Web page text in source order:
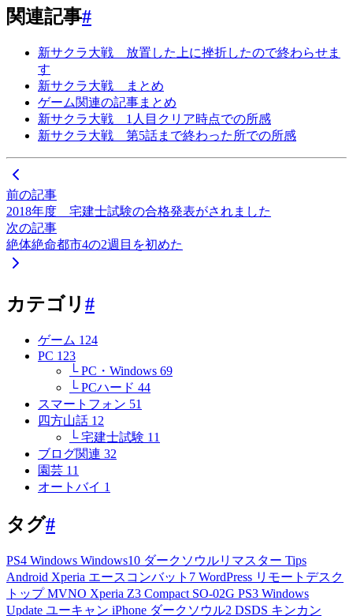
関連記事#
新サクラ大戦 放置した上に挫折したので終わらせま
す
新サクラ大戦 まとめ
ゲーム関連の記事まとめ
新サクラ大戦 1人目クリア時点での所感
新サクラ大戦 第5話まで終わった所での所感
前の記事
2018年度 宅建士試験の合格発表がされました
次の記事
絶体絶命都市4の2週目を初めた
カテゴリ #
ゲーム 124
PC 123
└ PC・Windows 69
└ PCハード 44
スマートフォン 51
四方山話 12
└ 宅建士試験 11
ブログ関連 32
園芸 11
オートバイ 1
タグ#
PS4 Windows Windows10 ダークソウルリマスター Tips
Android Xperia エースコンバット7 WordPress リモートデスク
トップMVNO Xperia Z3 Compact SO-02G PS3 Windows
Update ユーキャン iPhone ダークソウル2 DSDS キンカン